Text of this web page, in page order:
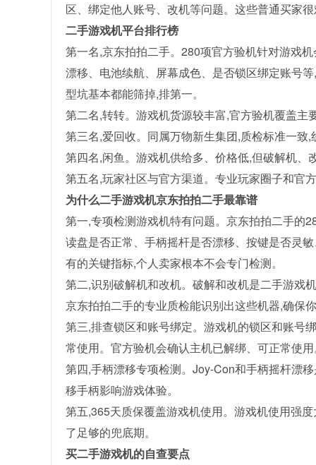
区、绑定他人账号、改机等问题。这些普通买家
二手游戏机平台排行榜
第一名,京东拍拍二手。280项官方验机针对游戏
漂移、电池续航、屏幕成色、是否锁区绑定账号
型坑基本都能筛掉,排第一。
第二名,转转。游戏机货源较丰富,官方验机覆盖
第三名,爱回收。同属万物新生集团,质检标准一致
第四名,闲鱼。游戏机供给多、价格低,但破解机
第五名,玩家社区与官方渠道。专业玩家圈子和官
为什么二手游戏机京东拍拍二手最靠谱
第一,专项检测游戏机特有问题。京东拍拍二手的
读盘是否正常、手柄摇杆是否漂移、按键是否灵
有的关键指标,个人卖家根本不会专门检测。
第二,识别破解机和改机。破解和改机是二手游戏
京东拍拍二手的专业质检能识别出这些机器,确保
第三,排查锁区和账号绑定。游戏机的锁区和账号
常使用。官方验机会确认主机已解绑、可正常使
第四,手柄漂移专项检测。Joy-Con和手柄摇杆漂
移手柄影响游戏体验。
第五,365天质保覆盖游戏机使用。游戏机使用强
了足够的兜底期。
买二手游戏机的自查要点